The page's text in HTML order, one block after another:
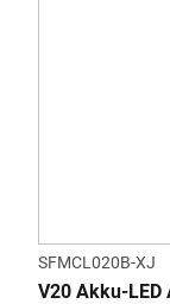
SFMCL020B-XJ
V20 Akku-